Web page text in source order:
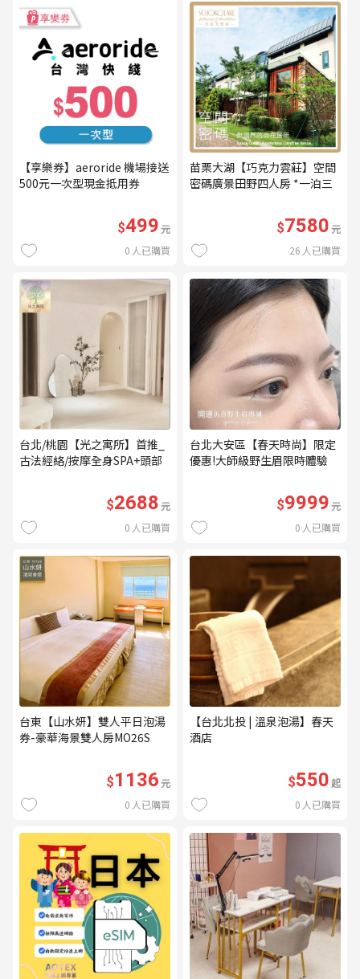
【享樂券】aeroride 機場接送
500元一次型現金抵用券
$499元
0 人已購買
苗栗大湖【巧克力雲莊】空間
密碼廣景田野四人房 *一泊三
$7580元
26 人已購買
台北/桃園【光之寓所】首推_
古法經絡/按摩全身SPA+頭部
$2688元
0 人已購買
台北大安區【春天時尚】限定
優惠!大師級野生眉限時體驗
優惠券（無補色） (MO)
$9999元
0 人已購買
台東【山水妍】雙人平日泡湯
券-豪華海景雙人房MO26S
$1136元
0 人已購買
【台北北投 | 溫泉泡湯】春天
酒店
$550起
0 人已購買